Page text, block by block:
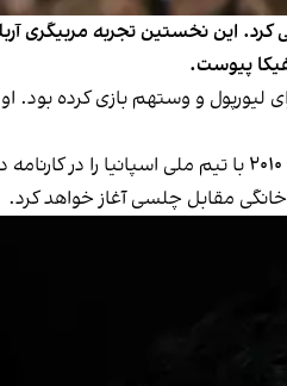
تا سال ۲۰۲۹ به عنوان سرمربی جدید خود معرفی کرد. این
پیوست.
لیورپول و وستهم بازی کرده بود.